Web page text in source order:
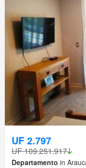
UF 2.797
UF 109.251.917
Departamento in